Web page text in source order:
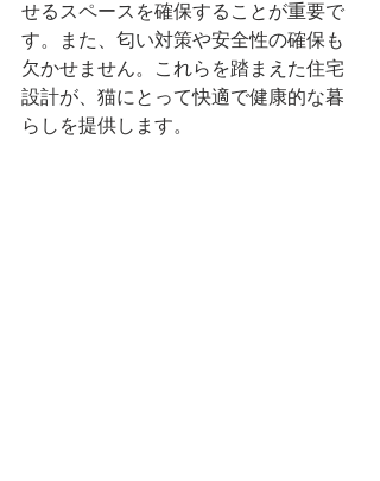
せるスペースを確保することが重要で
す。また、匂い対策や安全性の確保も
欠かせません。これらを踏まえた住宅
設計が、猫にとって快適で健康的な暮
らしを提供します。